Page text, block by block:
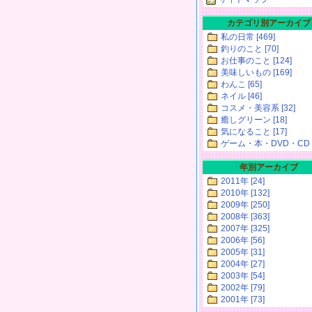
カテゴリ別アーカイブ
私の日常 [469]
釣りのこと [70]
お仕事のこと [124]
美味しいもの [169]
わんこ [65]
ネイル [46]
コスメ・美容系 [32]
癒しグリーン [18]
気になること [17]
ゲーム・本・DVD・CD
年別アーカイブ
2011年 [24]
2010年 [132]
2009年 [250]
2008年 [363]
2007年 [325]
2006年 [56]
2005年 [31]
2004年 [27]
2003年 [54]
2002年 [79]
2001年 [73]